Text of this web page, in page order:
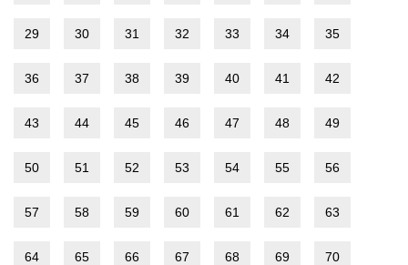
29 30 31 32 33 34 35
36 37 38 39 40 41 42
43 44 45 46 47 48 49
50 51 52 53 54 55 56
57 58 59 60 61 62 63
64 65 66 67 68 69 70